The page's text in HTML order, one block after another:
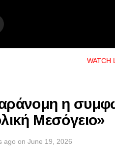
WATCH
η
Μεσόγειο»
ago on June 19, 2026